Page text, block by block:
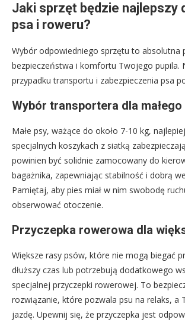
Jaki sprzęt będzie najlepszy
psa i roweru?
Wybór odpowiedniego sprzętu to absolutna
bezpieczeństwa i komfortu Twojego pupila.
przypadku transportu i zabezpieczenia psa
Wybór transportera dla małego
Małe psy, ważące do około 7-10 kg,
specjalnych koszykach z siatką
powinien być solidnie zamocowany do
bagażnika, zapewniając stabilność i dobrą
Pamiętaj, aby pies miał w nim swobodę
obserwować otoczenie.
Przyczepka rowerowa dla
Większe rasy psów, które nie mogą biegać
dłuższy czas lub potrzebują dodatkowego
specjalnej przyczepki rowerowej. To
rozwiązanie, które pozwala psu na relaks, a
jazdę. Upewnij się, że przyczepka jest